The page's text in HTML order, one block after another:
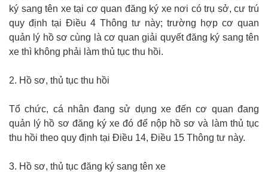
ký sang tên xe tại cơ quan đăng ký xe nơi có trụ sở, cư trú
quy định tại Điều 4 Thông tư này; trường hợp cơ quan
quản lý hồ sơ cùng là cơ quan giải quyết đăng ký sang tên
xe thì không phải làm thủ tục thu hồi.
2. Hồ sơ, thủ tục thu hồi
Tổ chức, cá nhân đang sử dụng xe đến cơ quan đang
quản lý hồ sơ đăng ký xe đó để nộp hồ sơ và làm thủ tục
thu hồi theo quy định tại Điều 14, Điều 15 Thông tư này.
3. Hồ sơ, thủ tục đăng ký sang tên xe